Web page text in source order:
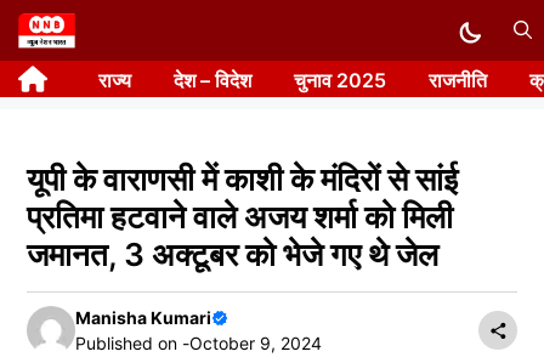
Skip
to
content राज्य देश – विदेश चुनाव 2025 राजनीति
यूपी के वाराणसी में काशी के मंदिरों से सांई
प्रतिमा हटवाने वाले अजय शर्मा को मिली
जमानत, 3 अक्टूबर को भेजे गए थे जेल
Manisha Kumari
Published on -October 9, 2024